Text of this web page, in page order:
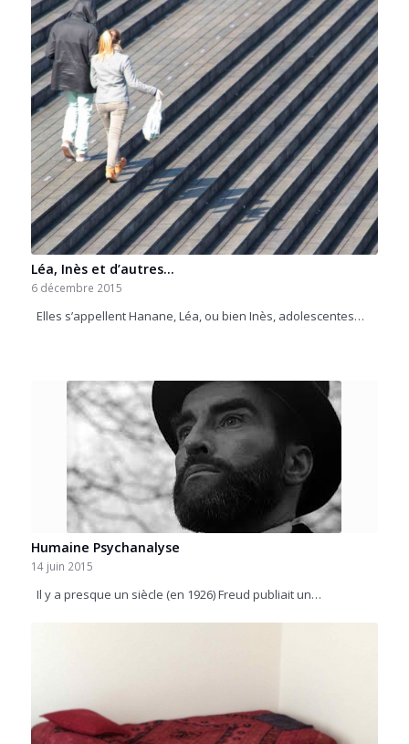
Léa, Inès et d’autres…
6 décembre 2015
Elles s’appellent Hanane, Léa, ou bien Inès, adolescentes…
Humaine Psychanalyse
14 juin 2015
Il y a presque un siècle (en 1926) Freud publiait un…